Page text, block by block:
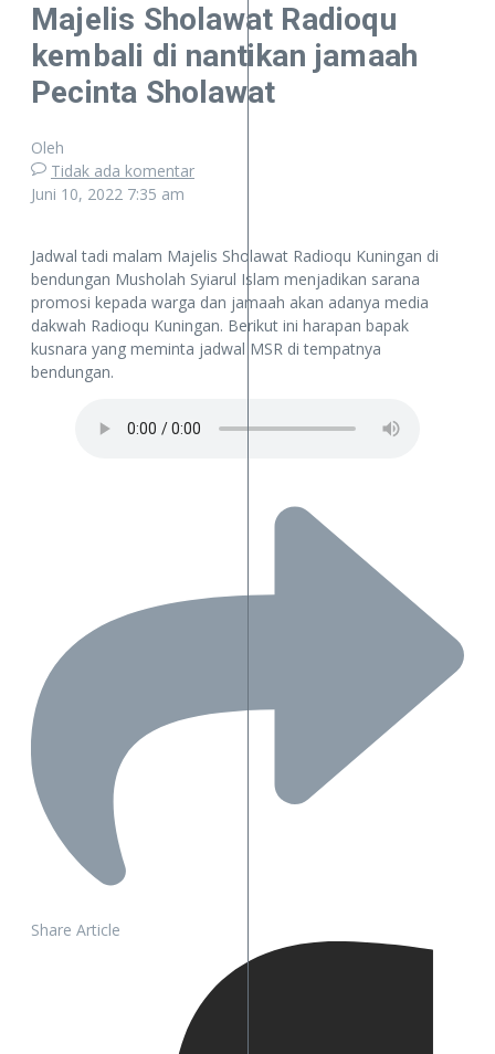
Majelis Sholawat Radioqu
kembali di nantikan jamaah
Pecinta Sholawat
Oleh
Tidak ada komentar
Juni 10, 2022 7:35 am
Jadwal tadi malam Majelis Sholawat Radioqu Kuningan di
bendungan Musholah Syiarul Islam menjadikan sarana
promosi kepada warga dan jamaah akan adanya media
dakwah Radioqu Kuningan. Berikut ini harapan bapak
kusnara yang meminta jadwal MSR di tempatnya
bendungan.
Share Article